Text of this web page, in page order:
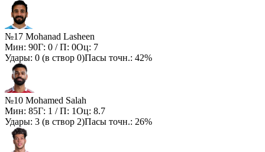
№17 Mohanad Lasheen
Мин: 90Г: 0 / П: 0Оц: 7
Удары: 0 (в створ 0)Пасы точн.: 42%
№10 Mohamed Salah
Мин: 85Г: 1 / П: 1Оц: 8.7
Удары: 3 (в створ 2)Пасы точн.: 26%